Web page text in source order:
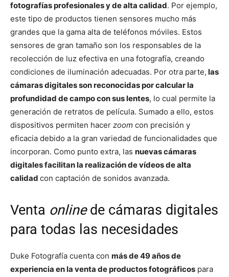
fotografías profesionales y de alta calidad. Por ejemplo,
este tipo de productos tienen sensores mucho más
grandes que la gama alta de teléfonos móviles. Estos
sensores de gran tamaño son los responsables de la
recolección de luz efectiva en una fotografía, creando
condiciones de iluminación adecuadas. Por otra parte, las
cámaras digitales son reconocidas por calcular la
profundidad de campo con sus lentes, lo cual permite la
generación de retratos de película. Sumado a ello, estos
dispositivos permiten hacer zoom con precisión y
eficacia debido a la gran variedad de funcionalidades que
incorporan. Como punto extra, las nuevas cámaras
digitales facilitan la realización de vídeos de alta
calidad con captación de sonidos avanzada.
Venta onlinede cámaras digitales
para todas las necesidades
Duke Fotografía cuenta con más de 49 años de
experiencia en la venta de productos fotográficos para